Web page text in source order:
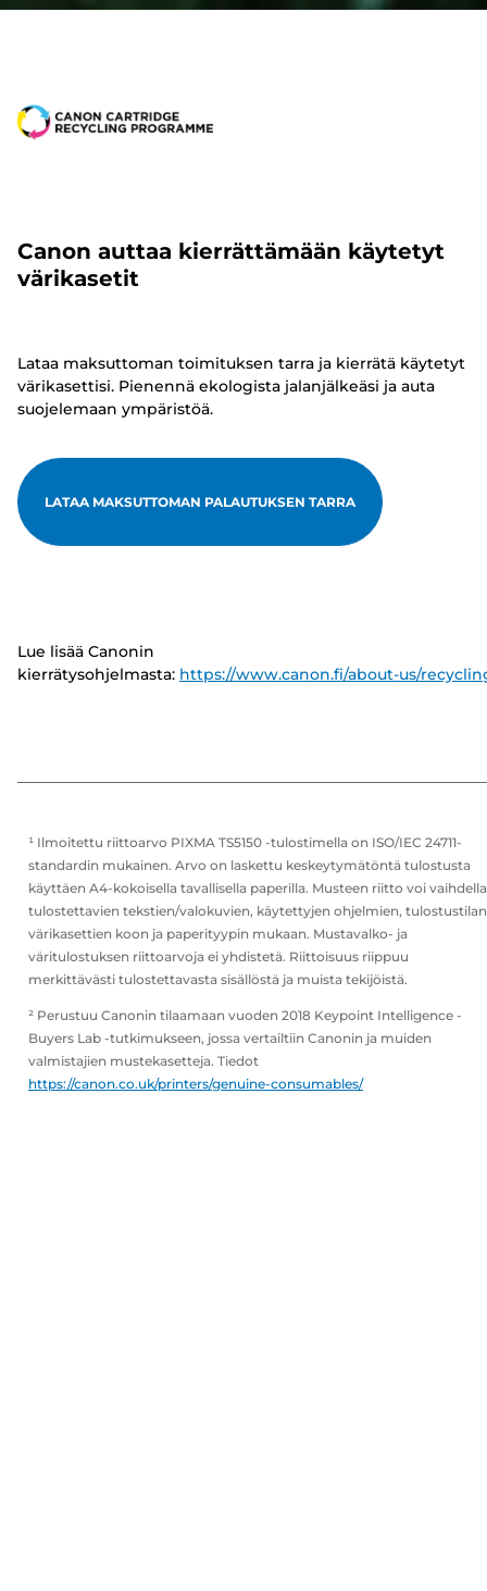
Canon auttaa kierrättämään käytetyt
värikasetit
Lataa maksuttoman toimituksen tarra ja kierrätä käytetyt
värikasettisi. Pienennä ekologista jalanjälkeäsi ja auta
suojelemaan ympäristöä.
LATAA MAKSUTTOMAN PALAUTUKSEN TARRA
Lue lisää Canonin
kierrätysohjelmasta: https://www.canon.fi/about-us/
¹ Ilmoitettu riittoarvo PIXMA TS5150 -tulostimella on ISO/IEC 24711-
standardin mukainen. Arvo on laskettu keskeytymätöntä tulostusta
käyttäen A4-kokoisella tavallisella paperilla. Musteen riitto voi vaihdella
tulostettavien tekstien/valokuvien, käytettyjen ohjelmien,
värikasettien koon ja paperityypin mukaan. Mustavalko- ja
väritulostuksen riittoarvoja ei yhdistetä. Riittoisuus riippuu
merkittävästi tulostettavasta sisällöstä ja muista tekijöistä.
² Perustuu Canonin tilaamaan vuoden 2018 Keypoint Intelligence -
Buyers Lab -tutkimukseen, jossa vertailtiin Canonin ja muiden
valmistajien mustekasetteja. Tiedot
https://canon.co.uk/printers/genuine-consumables/